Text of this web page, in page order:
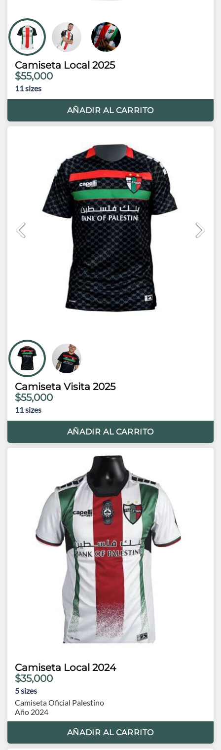
Camiseta Local 2025
$55,000
11 sizes
AÑADIR AL CARRITO
Camiseta Visita 2025
$55,000
11 sizes
AÑADIR AL CARRITO
Camiseta Local 2024
$35,000
5sizes
Camiseta Oficial Palestino
Año 2024
AÑADIR AL CARRITO